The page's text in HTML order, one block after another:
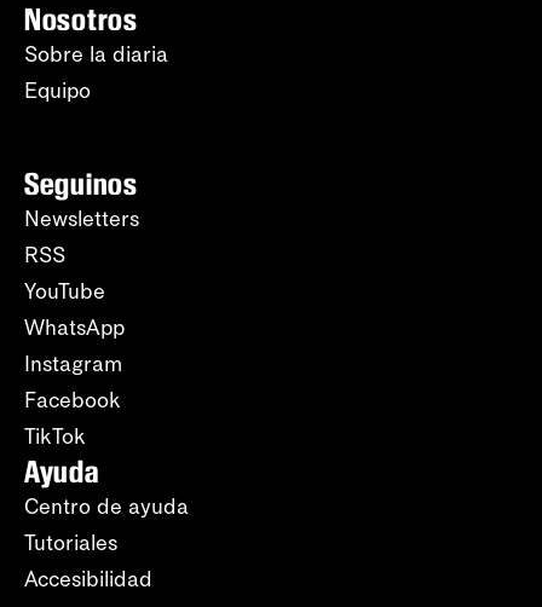
Nosotros
Sobre la diaria
Equipo
Seguinos
Newsletters
RSS
YouTube
WhatsApp
Instagram
Facebook
TikTok
Ayuda
Centro de ayuda
Tutoriales
Accesibilidad